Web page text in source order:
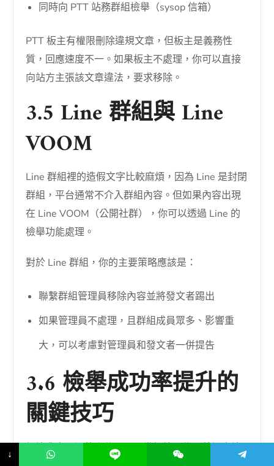
同時向 PTT 站務群組檢舉（sysop 信箱）
PTT 板主有權限刪除違規文章，但板主是義務性
質，回應速度不一。如果板主不處理，你可以直接
向站方主張該文章違法，要求移除。
3.5 Line 群組與 Line
VOOM
Line 群組裡的造假文字比較麻煩，因為 Line 是封閉
群組，平台通常不介入群組內容。但如果內容出現
在 Line VOOM（公開社群），你可以透過 Line 的
檢舉功能處理。
對於 Line 群組，你的主要策略應該是：
聯繫群組管理員移除內容並將發文者踢出
如果管理員不處理，且群組成員眾多、影響重
大，可以考慮對管理員和發文者一併提告
3.6 檢舉成功率提升的
關鍵技巧
根據我處理過的案件，以下幾個技巧能顯著提高檢
↓